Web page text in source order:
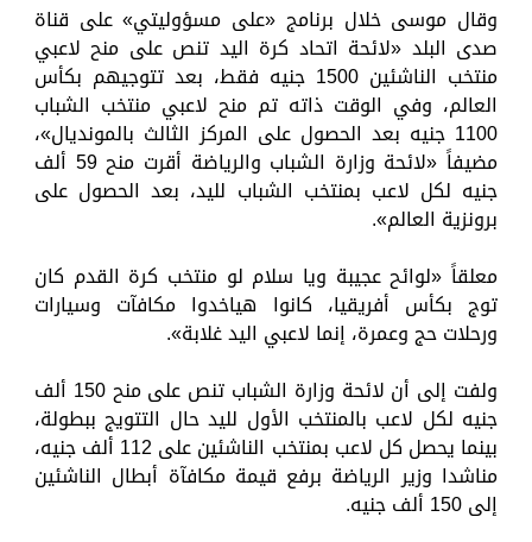
وقال موسى خلال برنامج «على مسؤوليتي» على قناة
صدى البلد «لائحة اتحاد كرة اليد تنص على منح لاعبي
منتخب الناشئين 1500 جنيه فقط، بعد تتوجيهم بكأس
العالم، وفي الوقت ذاته تم منح لاعبي منتخب الشباب
1100 جنيه بعد الحصول على المركز الثالث بالمونديال»،
مضيفاً «لائحة وزارة الشباب والرياضة أقرت منح 59 ألف
جنيه لكل لاعب بمنتخب الشباب لليد، بعد الحصول على
برونزية العالم».
معلقاً «لوائح عجيبة ويا سلام لو منتخب كرة القدم كان
توج بكأس أفريقيا، كانوا هياخدوا مكافآت وسيارات
ورحلات حج وعمرة، إنما لاعبي اليد غلابة».
ولفت إلى أن لائحة وزارة الشباب تنص على منح 150 ألف
جنيه لكل لاعب بالمنتخب الأول لليد حال التتويج ببطولة،
بينما يحصل كل لاعب بمنتخب الناشئين على 112 ألف جنيه،
مناشدا وزير الرياضة برفع قيمة مكافآة أبطال الناشئين
إلى 150 ألف جنيه.